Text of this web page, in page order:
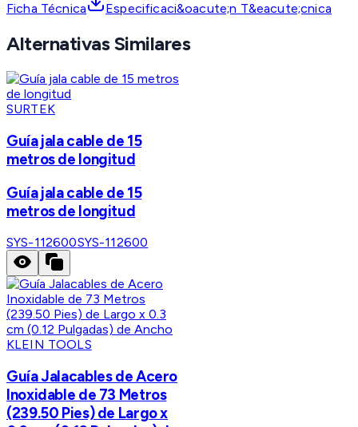
Ficha Técnica Especificaci&oacute;n T&eacute;cnica
Alternativas Similares
SURTEK
Guía jala cable de 15
metros de longitud
Guía jala cable de 15
metros de longitud
SYS-112600SYS-112600
KLEIN TOOLS
Guía Jalacables de Acero
Inoxidable de 73 Metros
(239.50 Pies) de Largo x